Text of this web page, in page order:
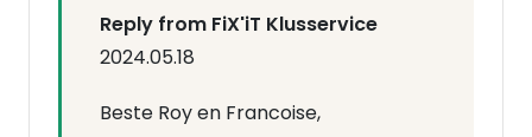
Reply from FiX'iT Klusservice
2024.05.18
Beste Roy en Francoise,